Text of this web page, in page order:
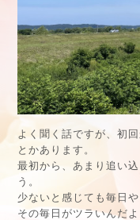
よく聞く話ですが、初
とかあります。
最初から、あまり追い
う。
少ないと感じても毎日や
その毎日がツラいんだ